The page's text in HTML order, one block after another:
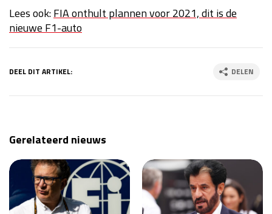
Lees ook:FIA onthult plannen voor 2021, dit is de
nieuwe F1-auto
DEEL DIT ARTIKEL: DELEN
Gerelateerd nieuws